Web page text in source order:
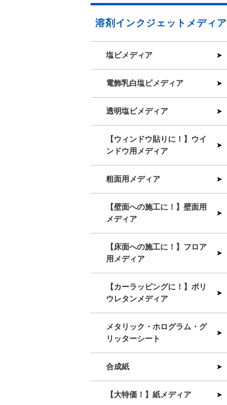
溶剤インクジェットメディア
塩ビメディア
電飾乳白塩ビメディア
透明塩ビメディア
【ウィンドウ貼りに！】ウイ
ンドウ用メディア
粗面用メディア
【壁面への施工に！】壁面用
メディア
【床面への施工に！】フロア
用メディア
【カーラッピングに！】ポリ
ウレタンメディア
メタリック・ホログラム・グ
リッターシート
合成紙
【大特価！】紙メディア